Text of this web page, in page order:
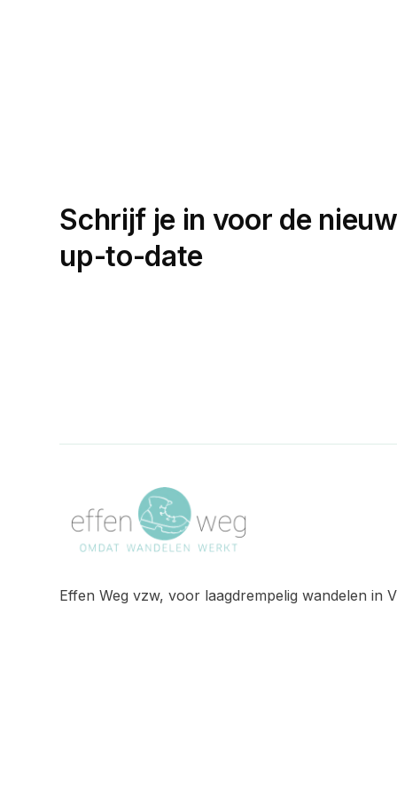
Schrijf je in voor de
up-to-date
Effen Weg vzw, voor laagdrempelig wandelen in